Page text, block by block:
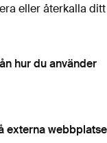
eller återkalla ditt
hur du använder
externa